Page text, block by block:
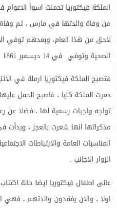
من وفاة والدتها في مارس ، ثم
لاحق من هذا العام، وبعدهم توفي
الصحية وتوفي في 14 ديسمبر 1861 من سرطان المعدة .
فتصبح الملكة فيكتوريا ارملة في
دمرت الملكة كليا ، فاصبح الحمل
تواجه واجبات رسمية لها ، فضلا عن
مذكراتها انها شعرت بالعجز ، وبدأت
المناسبات العامة والارتباطات
الزوار الاجانب .
عانى اطفال فيكتوريا ايضا حالة
اولا ، والان يفقدون والدتهم ،